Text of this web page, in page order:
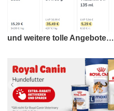
und weitere tolle Angebote…